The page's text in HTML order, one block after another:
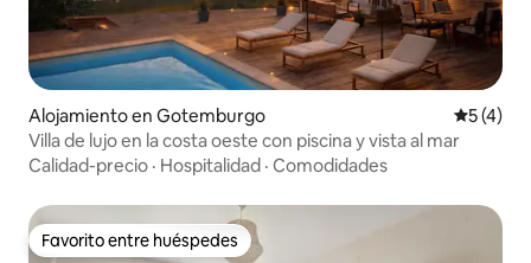
Alojamiento en Gotemburgo
5 (4)
Villa de lujo en la costa oeste con piscina y vista al mar
Calidad-precio · Hospitalidad · Comodidades
Favorito entre huéspedes
Favorito entre huéspedes